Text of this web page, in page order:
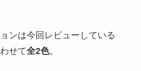
ンは今回レビューしている
せて全2色。